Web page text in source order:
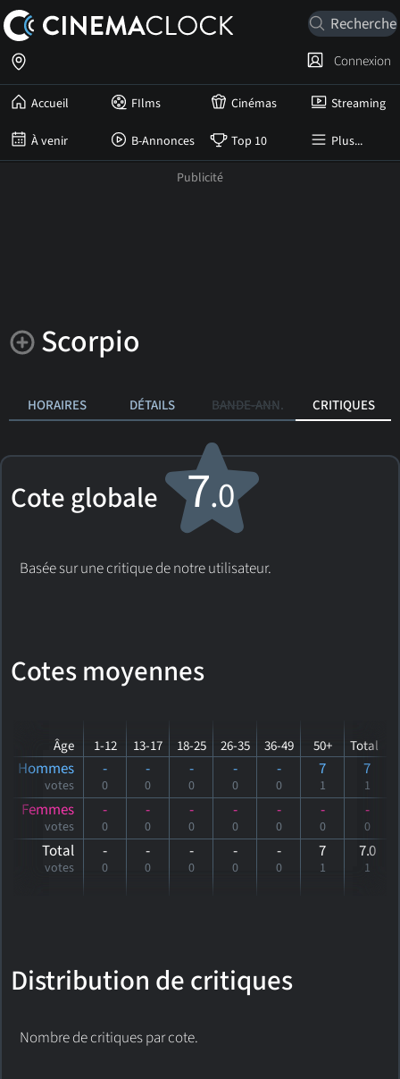
Accueil FIlms Cinémas Streaming
À venir B-Annonces Top 10 Plus...
Connexion
Scorpio
HORAIRES DÉTAILS BANDE-ANN. CRITIQUES
Cote globale 7.0
Basée sur une critique de notre utilisateur.
Cotes moyennes
Âge 1-12 13-17 18-25 26-35 36-49 50+ Total
Hommes
votes
-
0
-
0
-
0
-
0
-
0
7
1
7
1
Femmes
votes
-
0
-
0
-
0
-
0
-
0
-
0
-
0
Total
votes
-
0
-
0
-
0
-
0
-
0
7
1
7.0
1
Distribution de critiques
Nombre de critiques par cote.